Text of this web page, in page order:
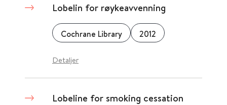
Lobelin for røykeavvenning
Cochrane Library 2012
Detaljer
Lobeline for smoking cessation